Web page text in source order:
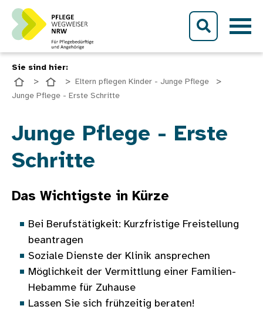
Direkt zum Inhalt
Sie sind hier:
Eltern pflegen Kinder - Junge Pflege
Junge Pflege - Erste Schritte
Junge Pflege - Erste
Schritte
Das Wichtigste in Kürze
Bei Berufstätigkeit: Kurzfristige Freistellung
beantragen
Soziale Dienste der Klinik ansprechen
Möglichkeit der Vermittlung einer Familien-
Hebamme für Zuhause
Lassen Sie sich frühzeitig beraten!